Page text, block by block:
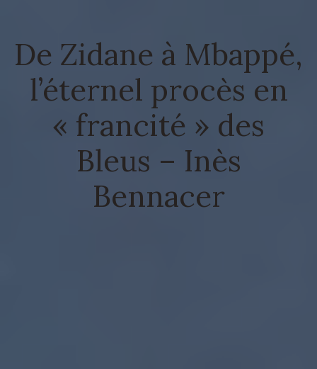
De Zidane à Mbappé,
l’éternel procès en
« francité » des
Bleus – Inès
Bennacer